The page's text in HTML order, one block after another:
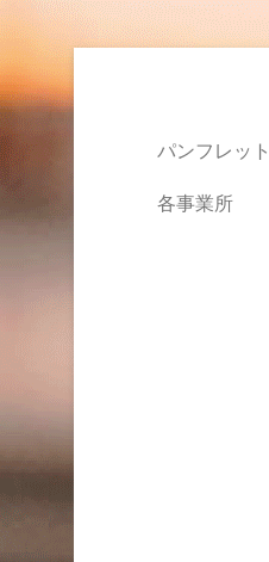
パンフレット
各事業所